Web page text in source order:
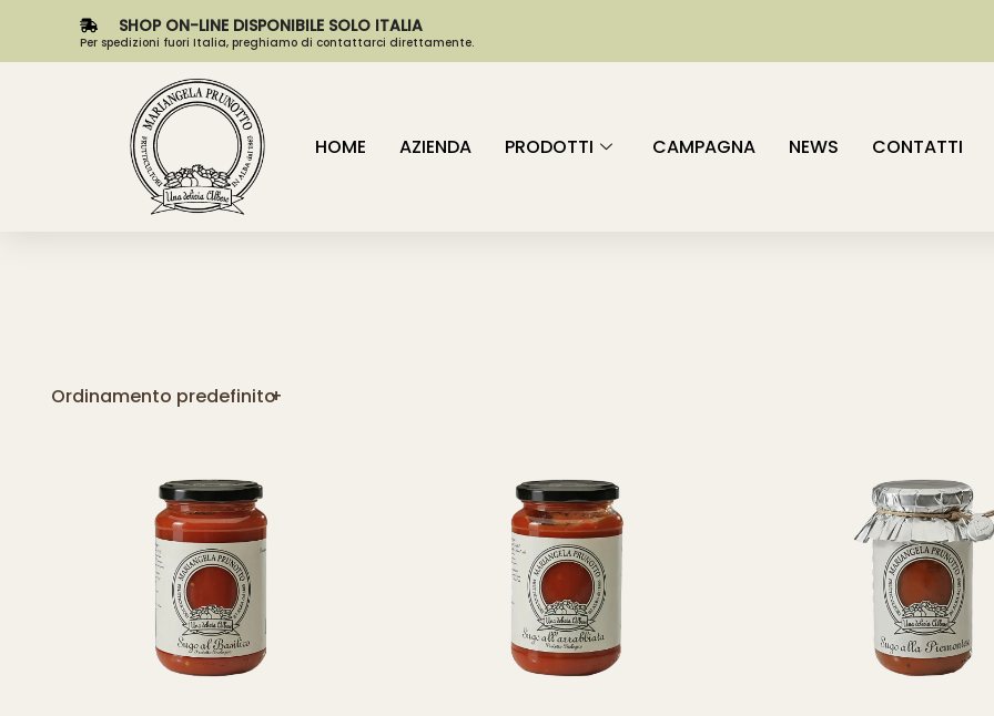
SHOP ON-LINE DISPONIBILE SOLO ITALIA
Per spedizioni fuori Italia, preghiamo di contattarci direttamente.
HOME AZIENDA PRODOTTI CAMPAGNA NEWS CONTATTI
Ordinamento predefinito